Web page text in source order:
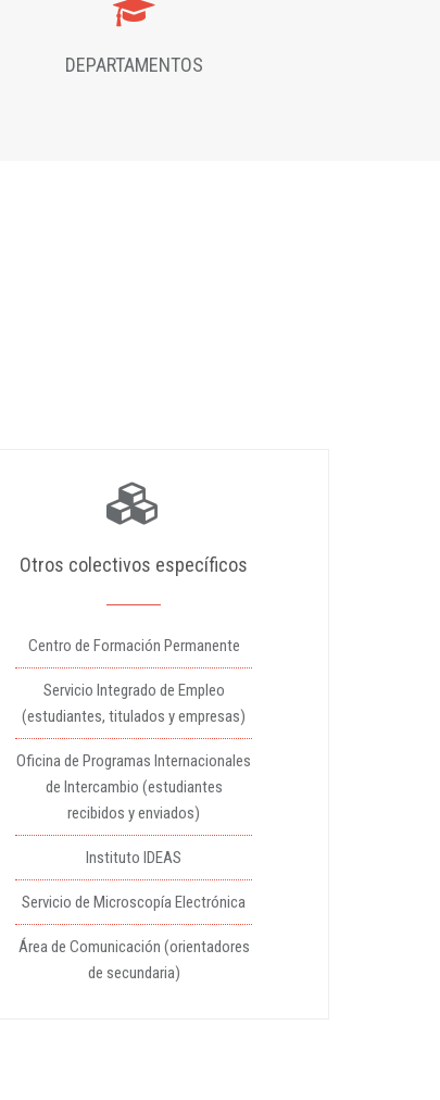
DEPARTAMENTOS
Otros colectivos específicos
Centro de Formación Permanente
Servicio Integrado de Empleo
(estudiantes, titulados y empresas)
Oficina de Programas Internacionales
de Intercambio (estudiantes
recibidos y enviados)
Instituto IDEAS
Servicio de Microscopía Electrónica
Área de Comunicación (orientadores
de secundaria)